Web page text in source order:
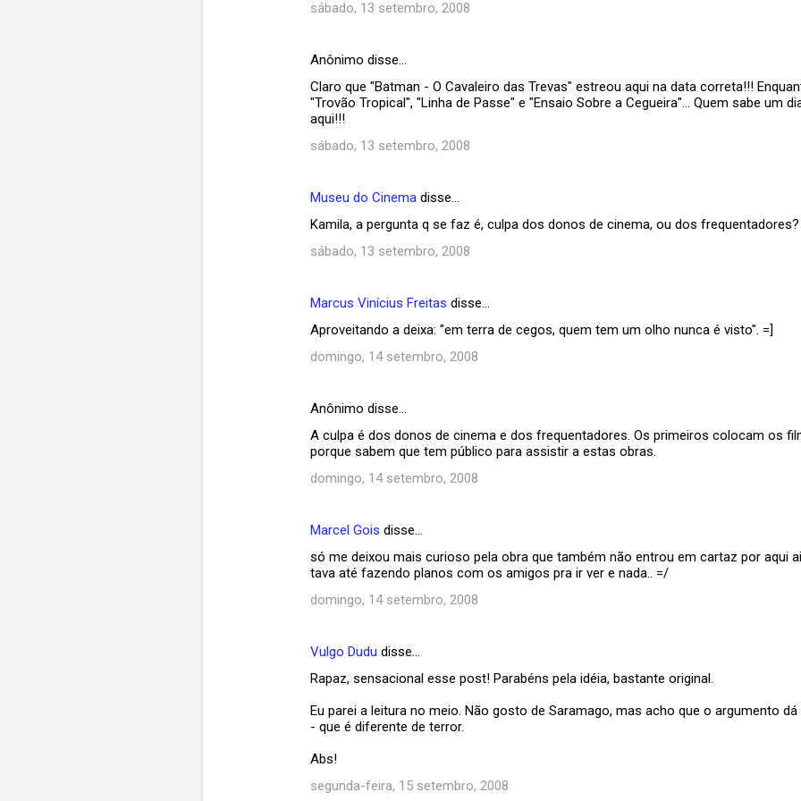
sábado, 13 setembro, 2008
Anônimo disse…
Claro que "Batman - O Cavaleiro das Trevas" estreou aqui na data correta!!!
"Trovão Tropical", "Linha de Passe" e "Ensaio Sobre a Cegueira"... Quem sabe um
aqui!!!
sábado, 13 setembro, 2008
Museu do Cinema disse…
Kamila, a pergunta q se faz é, culpa dos donos de cinema, ou dos frequentadores?
sábado, 13 setembro, 2008
Marcus Vinícius Freitas disse…
Aproveitando a deixa: "em terra de cegos, quem tem um olho nunca é visto". =]
domingo, 14 setembro, 2008
Anônimo disse…
A culpa é dos donos de cinema e dos frequentadores. Os primeiros colocam os
porque sabem que tem público para assistir a estas obras.
domingo, 14 setembro, 2008
Marcel Gois disse…
só me deixou mais curioso pela obra que também não entrou em cartaz por aqui
tava até fazendo planos com os amigos pra ir ver e nada.. =/
domingo, 14 setembro, 2008
Vulgo Dudu disse…
Rapaz, sensacional esse post! Parabéns pela idéia, bastante original.
Eu parei a leitura no meio. Não gosto de Saramago, mas acho que o argumento
- que é diferente de terror.
Abs!
segunda-feira, 15 setembro, 2008